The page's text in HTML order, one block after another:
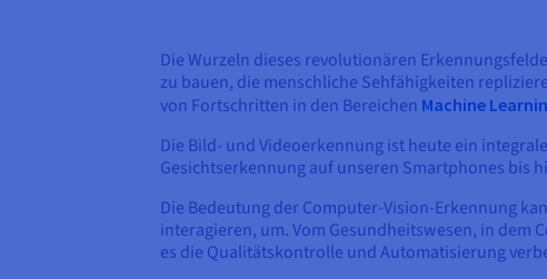
Die Wurzeln dieses revolutionären
zu bauen, die menschliche Sehfähigkeiten
von Fortschritten in den Bereichen Machine
Die Bild- und Videoerkennung ist heute ein
Gesichtserkennung auf unseren Smartphones bis
Die Bedeutung der Computer-Vision-Erkennung
interagieren, um. Vom Gesundheitswesen, in dem
es die Qualitätskontrolle und Automatisierung